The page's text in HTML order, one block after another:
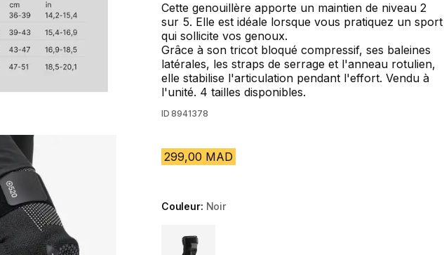
Cette genouillère apporte un maintien de niveau 2
sur 5. Elle est idéale lorsque vous pratiquez un sport
qui sollicite vos genoux.
Grâce à son tricot bloqué compressif, ses baleines
latérales, les straps de serrage et l'anneau rotulien,
elle stabilise l'articulation pendant l'effort. Vendu à
l'unité. 4 tailles disponibles.
ID 8941378
299,00 MAD
Couleur: Noir
Choose a variant